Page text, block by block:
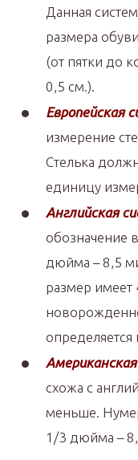
Данная
размера
(от пятки до
0,5 см.).
Европейская
измерение
Стелька
единицу
Английская
обозначение
дюйма – 8,5
размер
определяется
схожа с
меньше.
1/3 дюйма –